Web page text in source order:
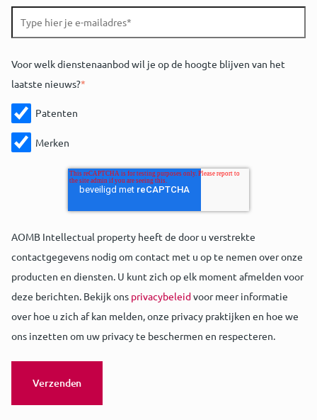
Voor welk dienstenaanbod wil je op de hoogte blijven van het
laatste nieuws?*
Patenten
Merken
AOMB Intellectual property heeft de door u verstrekte
contactgegevens nodig om contact met u op te nemen over onze
producten en diensten. U kunt zich op elk moment afmelden voor
deze berichten. Bekijk ons privacybeleidvoor meer informatie
over hoe u zich af kan melden, onze privacy praktijken en hoe we
ons inzetten om uw privacy te beschermen en respecteren.